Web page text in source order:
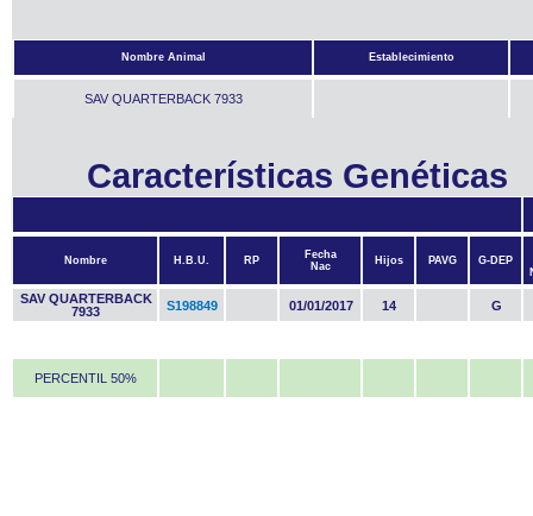
Nombre Animal Establecimiento
SAV QUARTERBACK 7933
Características Genéticas
Nombre H.B.U. RP
Fecha
Nac
Hijos PAVG
G-DEP
SAV QUARTERBACK
7933
S198849 01/01/2017 14 G
PERCENTIL 50%